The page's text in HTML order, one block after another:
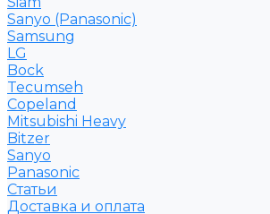
Sanyo (Panasonic)
Samsung
LG
Bock
Tecumseh
Copeland
Mitsubishi Heavy
Bitzer
Sanyo
Рanasonic
Статьи
Доставка и оплата